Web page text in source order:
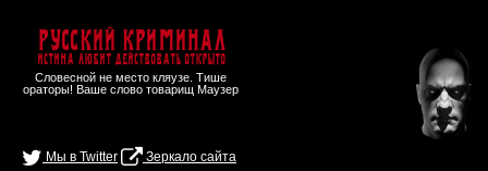
Русский Криминал
Истина любит действовать открыто
Словесной не место кляузе. Тише
ораторы! Ваше слово товарищ Маузер
Мы в Twitter Зеркало сайта